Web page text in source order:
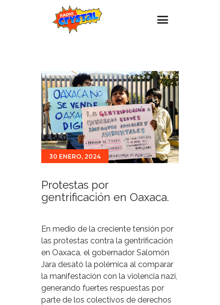
Estaciones
Eventos
Promociones
Noticias
Para ti
Contacto
30 ENERO, 2024
Protestas por
gentrificación en Oaxaca.
En medio de la creciente tensión por
las protestas contra la gentrificación
en Oaxaca, el gobernador Salomón
Jara desató la polémica al comparar
la manifestación con la violencia nazi,
generando fuertes respuestas por
parte de los colectivos de derechos